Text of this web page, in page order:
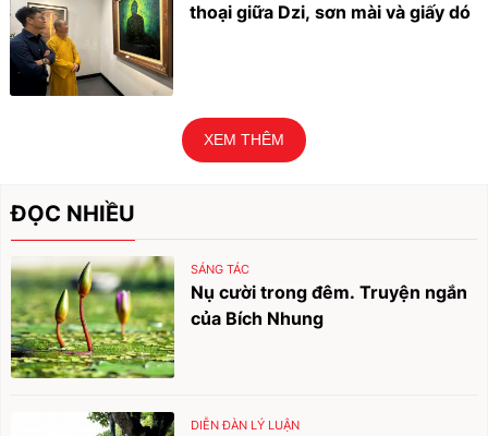
thoại giữa Dzi, sơn mài và giấy dó
XEM THÊM
ĐỌC NHIỀU
SÁNG TÁC
Nụ cười trong đêm. Truyện ngắn
của Bích Nhung
DIỄN ĐÀN LÝ LUẬN